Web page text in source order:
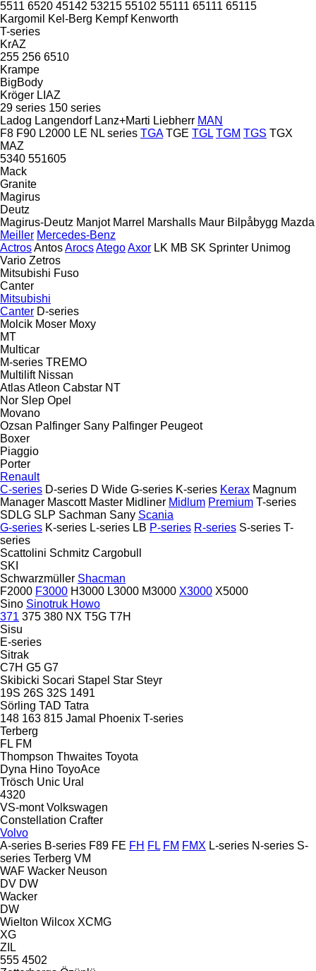
5511 6520 45142 53215 55102 55111 65111 65115
Kargomil
Kel-Berg Kempf Kenworth
T-series
KrAZ
255 256 6510
Krampe
BigBody
Kröger LIAZ
29 series 150 series
Ladog Langendorf Lanz+Marti Liebherr MAN
F8 F90 L2000 LE NL series TGA TGE TGL TGM TGS TGX
MAZ
5340 551605
Mack
Granite
Magirus
Deutz
Magirus-Deutz Manjot Marrel Marshalls Maur Bilpåbygg Mazda
Meiller Mercedes-Benz
ActrosAntosArocsAtegoAxor LK MB SK Sprinter Unimog
Vario Zetros
Mitsubishi Fuso
Canter
Mitsubishi
Canter D-series
Molcik Moser Moxy
MT
Multicar
M-series TREMO
Multilift Nissan
AtlasAtleon Cabstar NT
Nor Slep Opel
Movano
Ozsan Palfinger Sany Palfinger Peugeot
Boxer
Piaggio
Porter
Renault
C-series D-series D Wide G-series K-series Kerax Magnum
Manager Mascott Master Midliner Midlum Premium T-series
SDLG SLP Sachman Sany Scania
G-series K-series L-series LB P-series R-series S-series T-
series
Scattolini Schmitz Cargobull
SKI
Schwarzmüller Shacman
F2000 F3000 H3000 L3000 M3000 X3000 X5000
Sino Sinotruk Howo
371 375 380 NX T5G T7H
Sisu
E-series
Sitrak
C7H G5 G7
Skibicki Socari Stapel Star Steyr
19S 26S 32S 1491
Sörling TAD Tatra
148 163 815 Jamal Phoenix T-series
Terberg
FL FM
Thompson Thwaites Toyota
Dyna Hino ToyoAce
Trösch Unic Ural
4320
VS-mont Volkswagen
Constellation Crafter
Volvo
A-series B-series F89 FE FH FL FM FMX L-series N-series S-
series Terberg VM
WAF Wacker Neuson
DV DW
Wacker
DW
Wielton Wilcox XCMG
XG
ZIL
555 4502